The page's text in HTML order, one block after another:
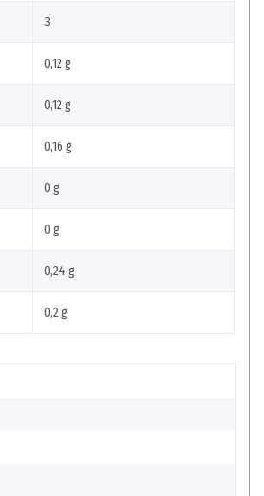
3
0,12 g
0,12 g
0,16 g
0 g
0 g
0,24 g
0,2 g